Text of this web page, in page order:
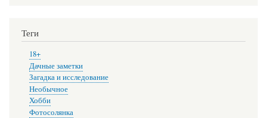
Теги
18+
Дачные заметки
Загадка и исследование
Необычное
Хобби
Фотосолянка